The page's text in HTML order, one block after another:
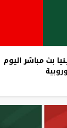
بث مباشر اليوم